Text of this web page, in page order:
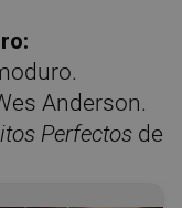
Anderson.
Perfectos de